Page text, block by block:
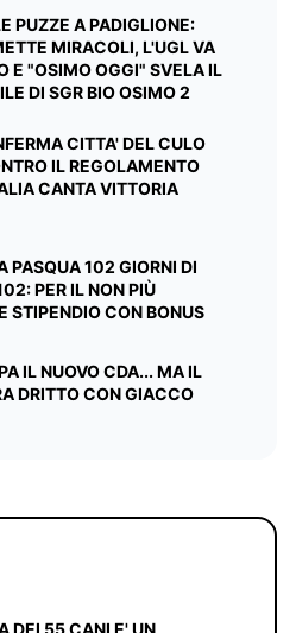
PUZZE A PADIGLIONE:
MIRACOLI, L'UGL VA
E "OSIMO OGGI" SVELA IL
DI SGR BIO OSIMO 2
CITTA' DEL CULO
IL REGOLAMENTO
CANTA VITTORIA
PASQUA 102 GIORNI DI
PER IL NON PIÙ
STIPENDIO CON BONUS
IL NUOVO CDA... MA IL
DRITTO CON GIACCO